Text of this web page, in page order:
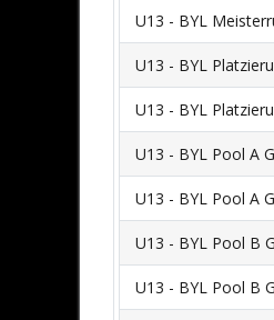
U13 - BYL
U13 - BYL
U13 - BYL
U13 - BYL Pool A
U13 - BYL Pool A
U13 - BYL Pool B
U13 - BYL Pool B